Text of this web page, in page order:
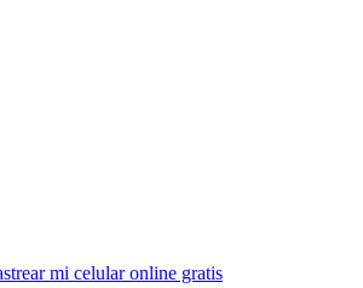
mi celular online gratis